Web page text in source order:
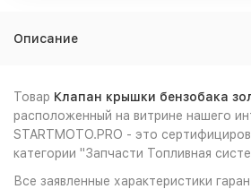
Описание
Товар Клапан крышки бензобака
расположенный на витрине нашего
STARTMOTO.PRO - это
категории "Запчасти Топливная
Все заявленные характеристики